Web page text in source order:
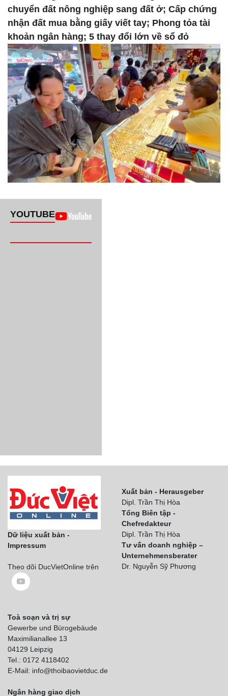
chuyển đất nông nghiệp sang đất ở; Cấp chứng
nhận đất mua bằng giấy viết tay; Phong tỏa tài
khoản ngân hàng; 5 thay đổi lớn về sổ đỏ
YOUTUBE
Dữ liệu xuất bản -
Impressum
Theo dõi DucVietOnline trên
Xuất bản - Herausgeber
Dipl. Trần Thị Hòa
Tổng Biên tập -
Chefredakteur
Dipl. Trần Thị Hòa
Tư vấn doanh nghiệp –
Unternehmensberater
Dr. Nguyễn Sỹ Phương
Toà soạn và trị sự
Gewerbe und Bürogebäude
Maximilianallee 13
04129 Leipzig
Tel.: 0172 4118402
E-Mail: info@thoibaovietduc.de
Ngân hàng giao dịch